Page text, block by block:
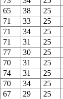
65 38 25
71 33 25
71 34 25
71 31 25
77 30 25
70 31 25
74 31 25
70 34 25
67 29 25